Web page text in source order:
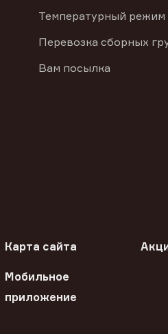
Температурный режим
Перевозка сборных
Вам посылка
Карта сайта
Мобильное
приложение